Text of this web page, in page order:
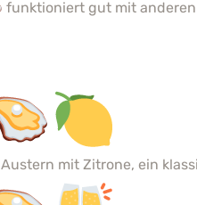
funktioniert gut mit anderen
Austern mit Zitrone, ein